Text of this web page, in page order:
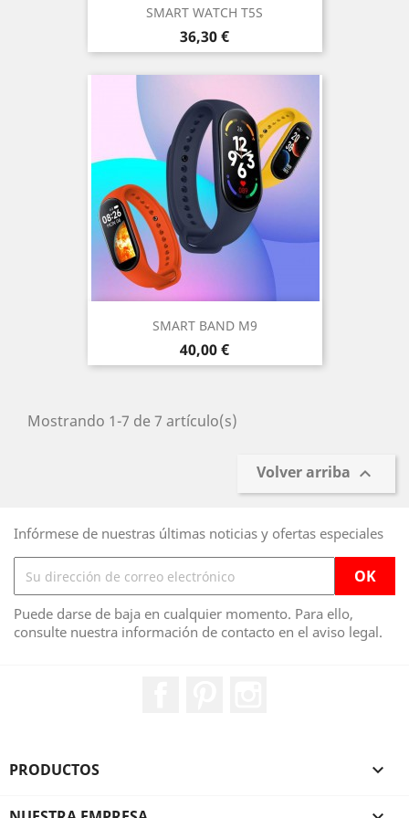
SMART WATCH T5S
Precio
36,30 €
SMART BAND M9
Precio
40,00 €
Mostrando 1-7 de 7 artículo(s)
Volver arriba 
Infórmese de nuestras últimas noticias y ofertas especiales
Puede darse de baja en cualquier momento. Para ello,
consulte nuestra información de contacto en el aviso legal.
PRODUCTOS 